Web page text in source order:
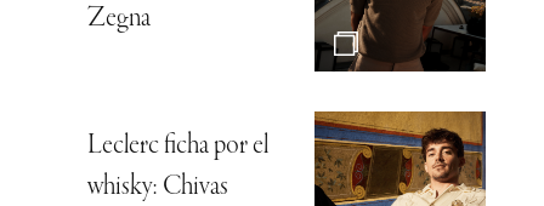
Zegna
Leclerc ficha por el
whisky: Chivas